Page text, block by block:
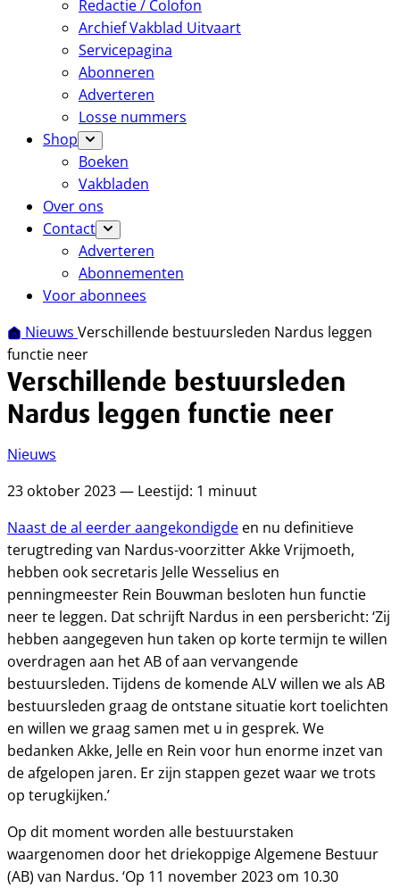
Redactie / Colofon
Archief Vakblad Uitvaart
Servicepagina
Abonneren
Adverteren
Losse nummers
Shop
Boeken
Vakbladen
Over ons
Contact
Adverteren
Abonnementen
Voor abonnees
Nieuws Verschillende bestuursleden Nardus leggen
functie neer
Verschillende bestuursleden
Nardus leggen functie neer
Nieuws
23 oktober 2023 — Leestijd: 1 minuut
Naast de al eerder aangekondigde en nu definitieve
terugtreding van Nardus-voorzitter Akke Vrijmoeth,
hebben ook secretaris Jelle Wesselius en
penningmeester Rein Bouwman besloten hun functie
neer te leggen. Dat schrijft Nardus in een persbericht: ‘Zij
hebben aangegeven hun taken op korte termijn te willen
overdragen aan het AB of aan vervangende
bestuursleden. Tijdens de komende ALV willen we als AB
bestuursleden graag de ontstane situatie kort toelichten
en willen we graag samen met u in gesprek. We
bedanken Akke, Jelle en Rein voor hun enorme inzet van
de afgelopen jaren. Er zijn stappen gezet waar we trots
op terugkijken.’
Op dit moment worden alle bestuurstaken
waargenomen door het driekoppige Algemene Bestuur
(AB) van Nardus. ‘Op 11 november 2023 om 10.30